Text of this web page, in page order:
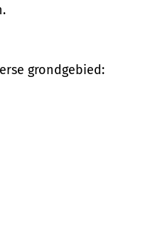
grondgebied: